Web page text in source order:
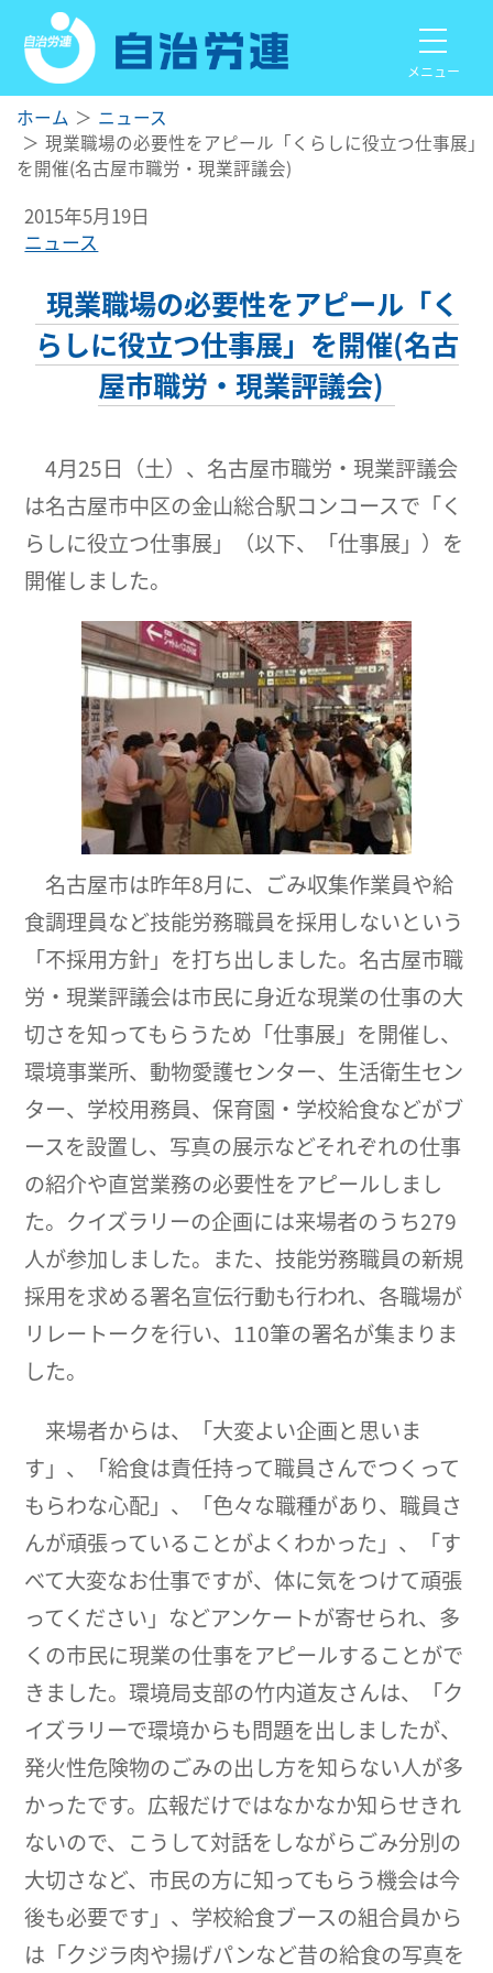
メニュー
ホーム
ニュース
現業職場の必要性をアピール「くらしに役立つ仕事展」
を開催(名古屋市職労・現業評議会)
2015年5月19日
ニュース
現業職場の必要性をアピール「く
らしに役立つ仕事展」を開催(名古
屋市職労・現業評議会)
4月25日（土）、名古屋市職労・現業評議会
は名古屋市中区の金山総合駅コンコースで「く
らしに役立つ仕事展」（以下、「仕事展」）を
開催しました。
名古屋市は昨年8月に、ごみ収集作業員や給
食調理員など技能労務職員を採用しないという
「不採用方針」を打ち出しました。名古屋市職
労・現業評議会は市民に身近な現業の仕事の大
切さを知ってもらうため「仕事展」を開催し、
環境事業所、動物愛護センター、生活衛生セン
ター、学校用務員、保育園・学校給食などがブ
ースを設置し、写真の展示などそれぞれの仕事
の紹介や直営業務の必要性をアピールしまし
た。クイズラリーの企画には来場者のうち279
人が参加しました。また、技能労務職員の新規
採用を求める署名宣伝行動も行われ、各職場が
リレートークを行い、110筆の署名が集まりま
した。
来場者からは、「大変よい企画と思いま
す」、「給食は責任持って職員さんでつくって
もらわな心配」、「色々な職種があり、職員さ
んが頑張っていることがよくわかった」、「す
べて大変なお仕事ですが、体に気をつけて頑張
ってください」などアンケートが寄せられ、多
くの市民に現業の仕事をアピールすることがで
きました。環境局支部の竹内道友さんは、「ク
イズラリーで環境からも問題を出しましたが、
発火性危険物のごみの出し方を知らない人が多
かったです。広報だけではなかなか知らせきれ
ないので、こうして対話をしながらごみ分別の
大切さなど、市民の方に知ってもらう機会は今
後も必要です」、学校給食ブースの組合員から
は「クジラ肉や揚げパンなど昔の給食の写真を